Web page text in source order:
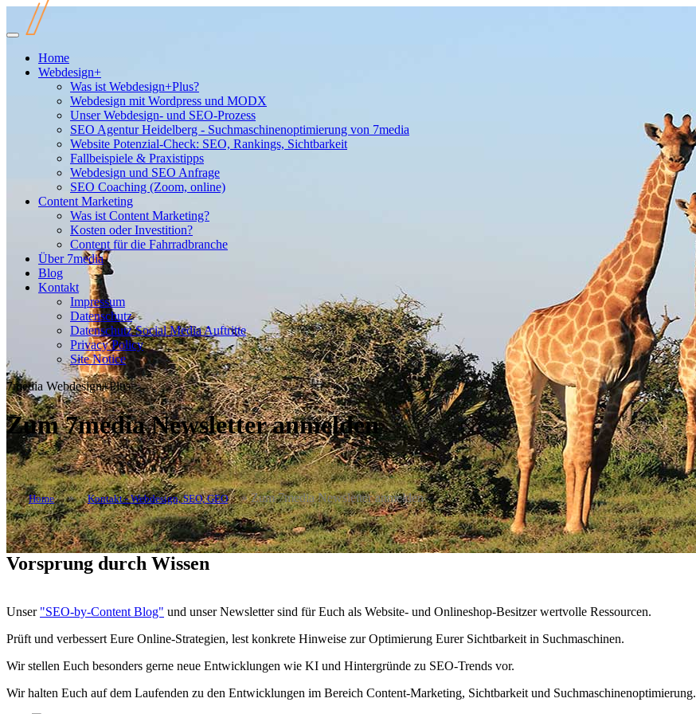
Home
Webdesign+
Was ist Webdesign+Plus?
Webdesign mit Wordpress und MODX
Unser Webdesign- und SEO-Prozess
SEO Agentur Heidelberg - Suchmaschinenoptimierung von 7media
Website Potenzial-Check: SEO, Rankings, Sichtbarkeit
Fallbeispiele & Praxistipps
Webdesign und SEO Anfrage
SEO Coaching (Zoom, online)
Content Marketing
Was ist Content Marketing?
Kosten oder Investition?
Content für die Fahrradbranche
Über 7media
Blog
Kontakt
Impressum
Datenschutz
Datenschutz Social Media Auftritte
Privacy Policy
Site Notice
7media Webdesign+Plus
Zum 7media Newsletter anmelden
Home » Kontakt - Webdesign, SEO, GEO »Zum 7media Newsletter anmelden
Vorsprung durch Wissen
Unser "SEO-by-Content Blog" und unser Newsletter sind für Euch als Website- und Onlineshop-Besitzer wertvolle Ressourcen.
Prüft und verbessert Eure Online-Strategien, lest konkrete Hinweise zur Optimierung Eurer Sichtbarkeit in Suchmaschinen.
Wir stellen Euch besonders gerne neue Entwicklungen wie KI und Hintergründe zu SEO-Trends vor.
Wir halten Euch auf dem Laufenden zu den Entwicklungen im Bereich Content-Marketing, Sichtbarkeit und Suchmaschinenoptimierung.